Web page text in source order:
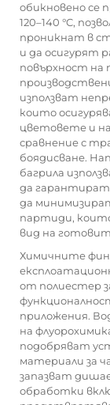
обикновено
120–140 °C,
проникнат в
и да осигурят
повърхност
използват
които
цветовете и
сравнение с
боядисване.
багрила
да гарантират
да
партиди,
вид на
Химичните
от полиестер
приложения.
на
подобряват
материали за
запазват
обработки